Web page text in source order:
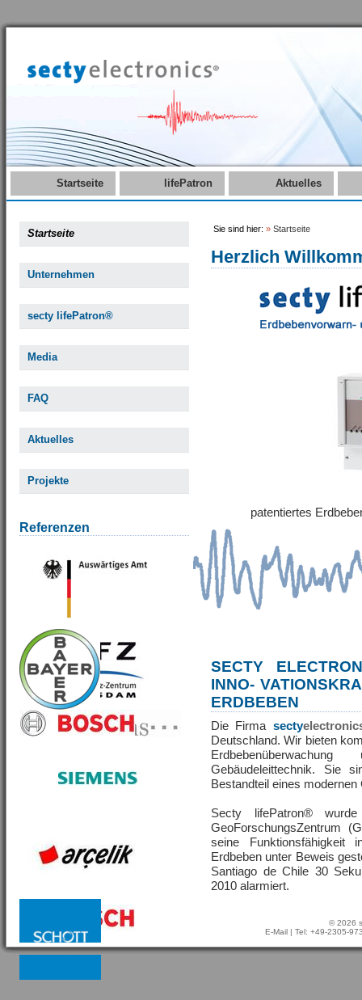
Startseite lifePatron Aktuelles
Startseite
Unternehmen
secty lifePatron®
Media
FAQ
Aktuelles
Projekte
Referenzen
Sie sind hier: » Startseite
Herzlich
patentiertes
SECTY
INNO-
ERDBEBEN
Die Firma secty
Deutschland. Wir bieten
Gebäudeleittechnik. Sie
Bestandteil eines
Secty lifePatron®
GeoForschungsZentrum
seine Funktionsfähigkeit
Erdbeben unter Beweis
Santiago de Chile 30
2010 alarmiert.
© 2026
E-Mail | Tel: +49-2305-